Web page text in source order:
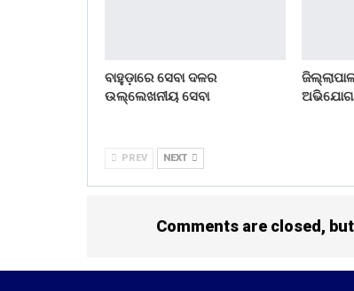
ବାହୁଡ଼ାରେ ସେବା ଦଳର
ଉଲ୍ଲେଖନୀୟ ସେବା
ଅଭିଯୋଗ
PREV NEXT
Comments are closed, but